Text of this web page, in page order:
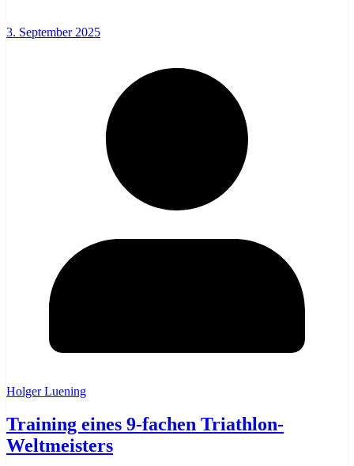
3. September 2025
Holger Luening
Training eines 9-fachen Triathlon-
Weltmeisters